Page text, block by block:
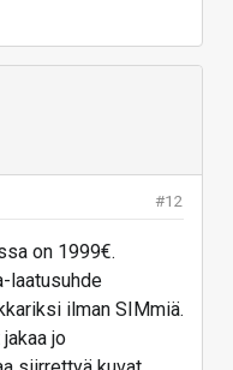
#12
on 1999€.
laatusuhde
ilman SIMmiä.
jo